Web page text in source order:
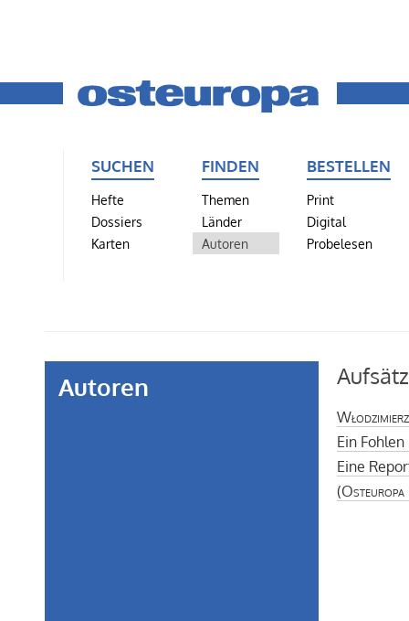
SUCHEN
Hefte
Dossiers
Karten
FINDEN
Themen
Länder
Autoren
BESTELLEN
Print
Digital
Probelesen
Autoren
Ein
Eine
(Osteuropa